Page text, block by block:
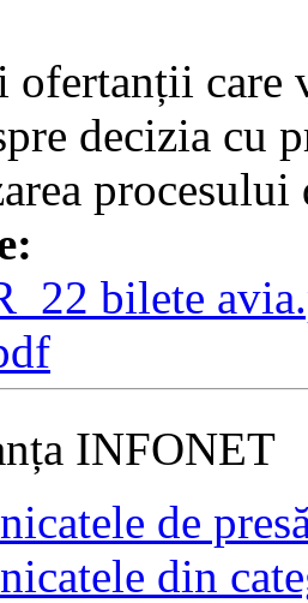
care
decizia cu
procesului
bilete
INFONET
de
din